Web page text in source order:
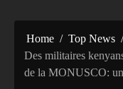
Home
Top News
Des militaires
de la MONUSCO: